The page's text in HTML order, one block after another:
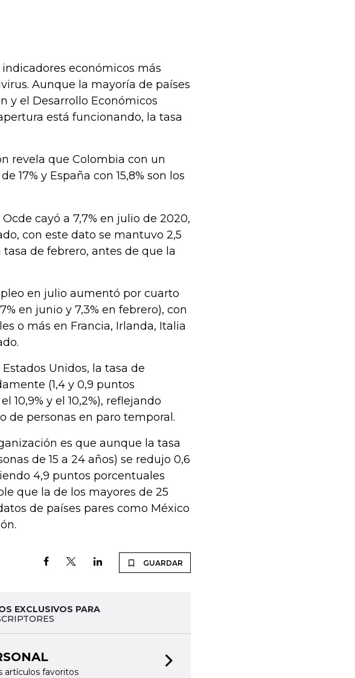
económicos más
Aunque la mayoría de países
y el Desarrollo Económicos
está funcionando, la tasa
revela que Colombia con un
17% y España con 15,8% son los
cayó a 7,7% en julio de 2020,
con este dato se mantuvo 2,5
de febrero, antes de que la
en julio aumentó por cuarto
en junio y 7,3% en febrero), con
o más en Francia, Irlanda, Italia
Unidos, la tasa de
(1,4 y 0,9 puntos
10,9% y el 10,2%), reflejando
de personas en paro temporal.
es que aunque la tasa
de 15 a 24 años) se redujo 0,6
4,9 puntos porcentuales
que la de los mayores de 25
de países pares como México
GUARDAR
EXCLUSIVOS PARA
artículos favoritos